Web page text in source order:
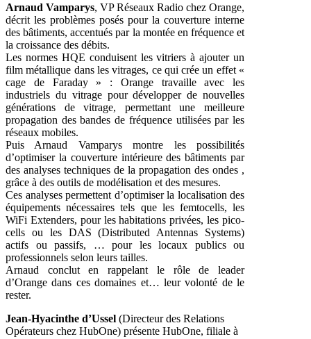
Arnaud Vamparys, VP Réseaux Radio chez Orange,
décrit les problèmes posés pour la couverture interne
des bâtiments, accentués par la montée en fréquence et
la croissance des débits.
Les normes HQE conduisent les vitriers à ajouter un
film métallique dans les vitrages, ce qui crée un effet «
cage de Faraday » : Orange travaille avec les
industriels du vitrage pour développer de nouvelles
générations de vitrage, permettant une meilleure
propagation des bandes de fréquence utilisées par les
réseaux mobiles.
Puis Arnaud Vamparys montre les possibilités
d’optimiser la couverture intérieure des bâtiments par
des analyses techniques de la propagation des ondes ,
grâce à des outils de modélisation et des mesures.
Ces analyses permettent d’optimiser la localisation des
équipements nécessaires tels que les femtocells, les
WiFi Extenders, pour les habitations privées, les pico-
cells ou les DAS (Distributed Antennas Systems)
actifs ou passifs, … pour les locaux publics ou
professionnels selon leurs tailles.
Arnaud conclut en rappelant le rôle de leader
d’Orange dans ces domaines et… leur volonté de le
rester.
Jean-Hyacinthe d’Ussel (Directeur des Relations
Opérateurs chez HubOne) présente HubOne, filiale à